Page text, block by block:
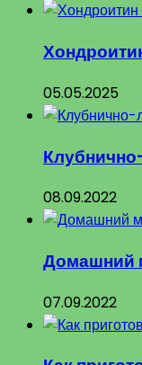
05.05.2025
08.09.2022
Домашний
07.09.2022